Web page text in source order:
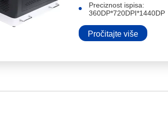
Preciznost ispisa:
360DP*720DPI*1440DP
Pročitajte više